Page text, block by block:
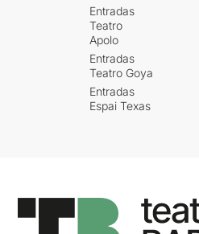
Entradas
Teatro
Apolo
Entradas
Teatro Goya
Entradas
Espai Texas